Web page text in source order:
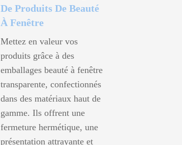
De Produits De Beauté
À Fenêtre
Mettez en valeur vos
produits grâce à des
emballages beauté à fenêtre
transparente, confectionnés
dans des matériaux haut de
gamme. Ils offrent une
fermeture hermétique, une
présentation attrayante et